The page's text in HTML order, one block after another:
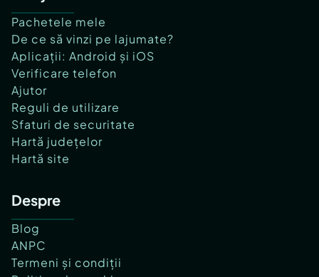
Pachetele mele
De ce să vinzi pe lajumate?
Aplicații: Android și iOS
Verificare telefon
Ajutor
Reguli de utilizare
Sfaturi de securitate
Hartă județelor
Hartă site
Despre
Blog
ANPC
Termeni și condiții